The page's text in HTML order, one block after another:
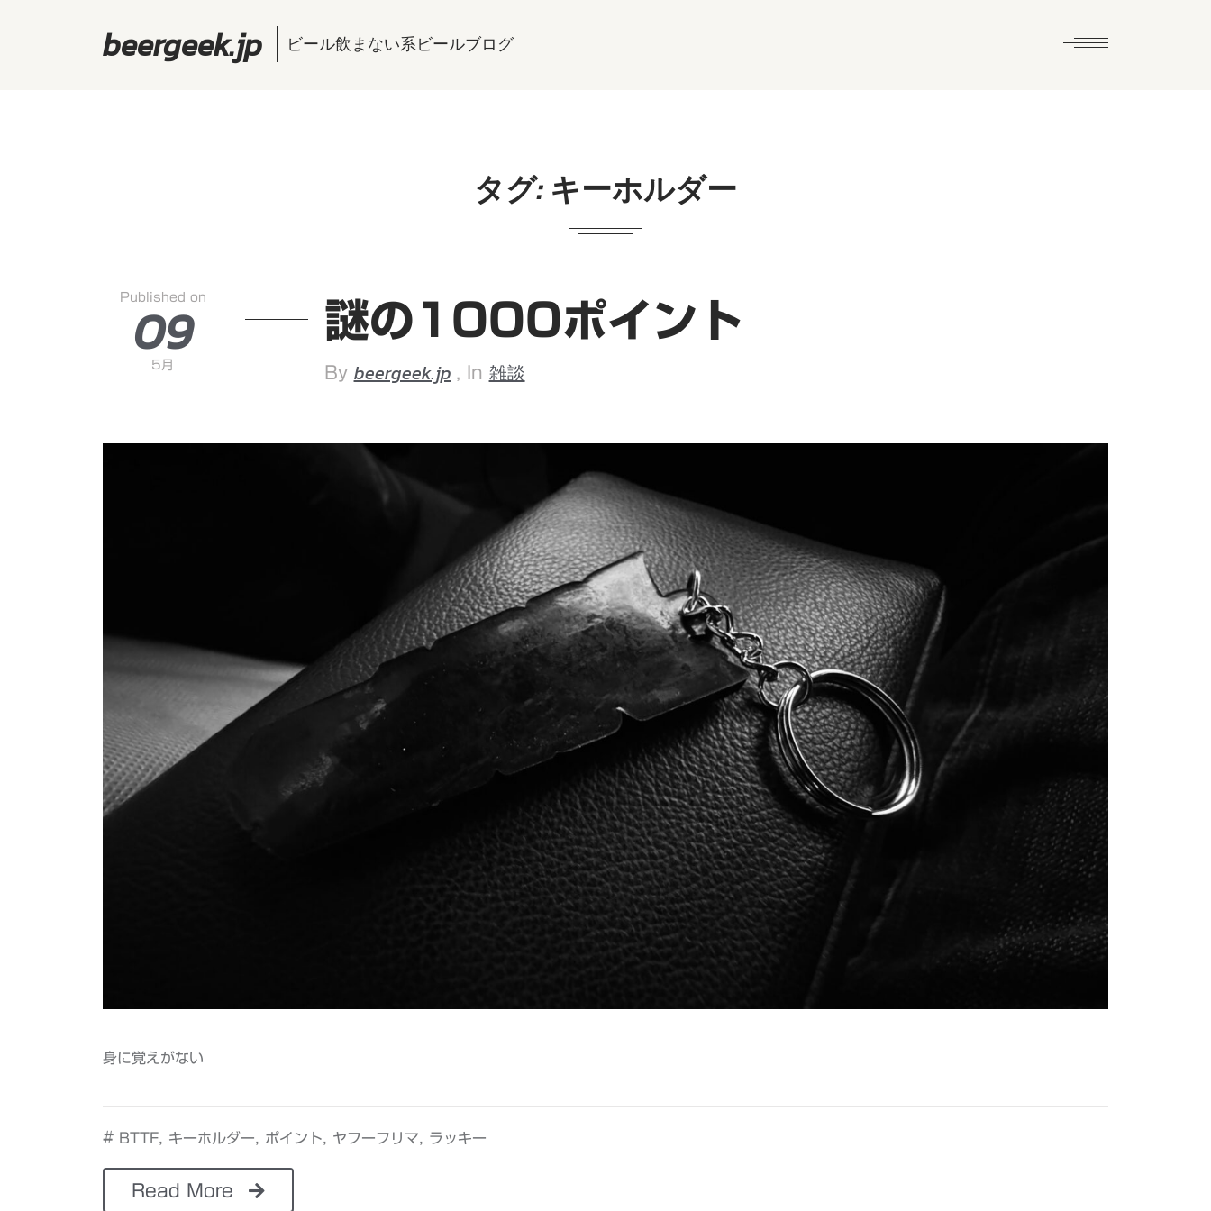
beergeek.jp ビール飲まない系ビールブログ
タグ: キーホルダー
Published on
09
5月
謎の1000ポイント
By beergeek.jp , In 雑談
身に覚えがない
# BTTF キーホルダー ポイント ヤフーフリマ ラッキー
Read More